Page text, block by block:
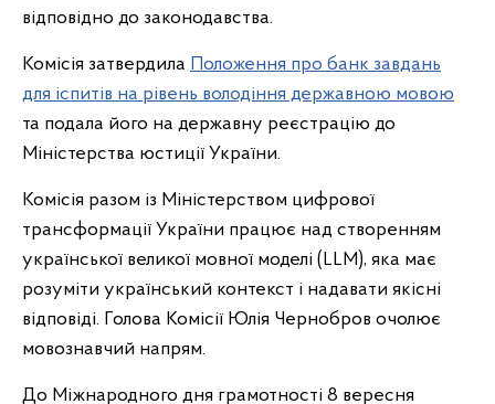
відповідно до законодавства.
Комісія затвердила Положення про банк завдань
для іспитів на рівень володіння державною мовою
та подала його на державну реєстрацію до
Міністерства юстиції України.
Комісія разом із Міністерством цифрової
трансформації України працює над створенням
української великої мовної моделі (LLM), яка має
розуміти український контекст і надавати якісні
відповіді. Голова Комісії Юлія Чернобров очолює
мовознавчий напрям.
До Міжнародного дня грамотності 8 вересня